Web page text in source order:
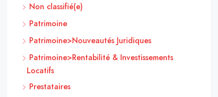
Non classifié(e)
Patrimoine
Patrimoine>Nouveautés Juridiques
Patrimoine>Rentabilité & Investissements
Locatifs
Prestataires